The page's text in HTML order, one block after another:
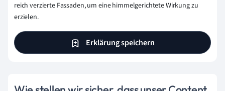
reich verzierte Fassaden, um eine himmelgerichtete Wirkung zu
erzielen.
Erklärung speichern